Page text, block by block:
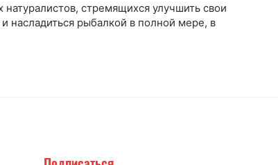
стремящихся улучшить свои
рыбалкой в полной мере, в